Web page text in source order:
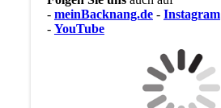
- meinBacknang.de- Instagram
- YouTube